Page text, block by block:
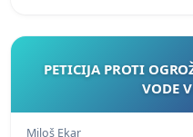
PETICIJA PROTI
VODE
Miloš Ekar